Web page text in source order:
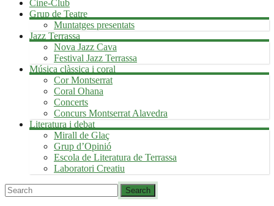
Cine-Club
Grup de Teatre
Muntatges presentats
Jazz Terrassa
Nova Jazz Cava
Festival Jazz Terrassa
Música clàssica i coral
Cor Montserrat
Coral Ohana
Concerts
Concurs Montserrat Alavedra
Literatura i debat
Mirall de Glaç
Grup d’Opinió
Escola de Literatura de Terrassa
Laboratori Creatiu